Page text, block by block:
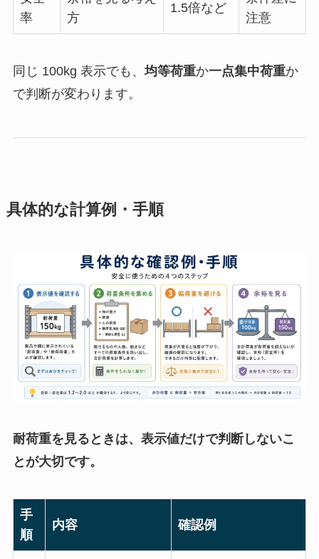
率
方
1.5倍など
注意
同じ 100kg 表示でも、均等荷重か一点集中荷重か
で判断が変わります。
具体的な計算例・手順
耐荷重を見るときは、表示値だけで判断しないこ
とが大切です。
手
順
内容 確認例